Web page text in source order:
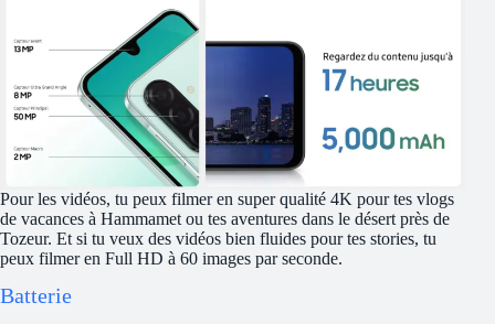
Pour les vidéos, tu peux filmer en super qualité 4K pour tes vlogs
de vacances à Hammamet ou tes aventures dans le désert près de
Tozeur. Et si tu veux des vidéos bien fluides pour tes stories, tu
peux filmer en Full HD à 60 images par seconde.
Batterie